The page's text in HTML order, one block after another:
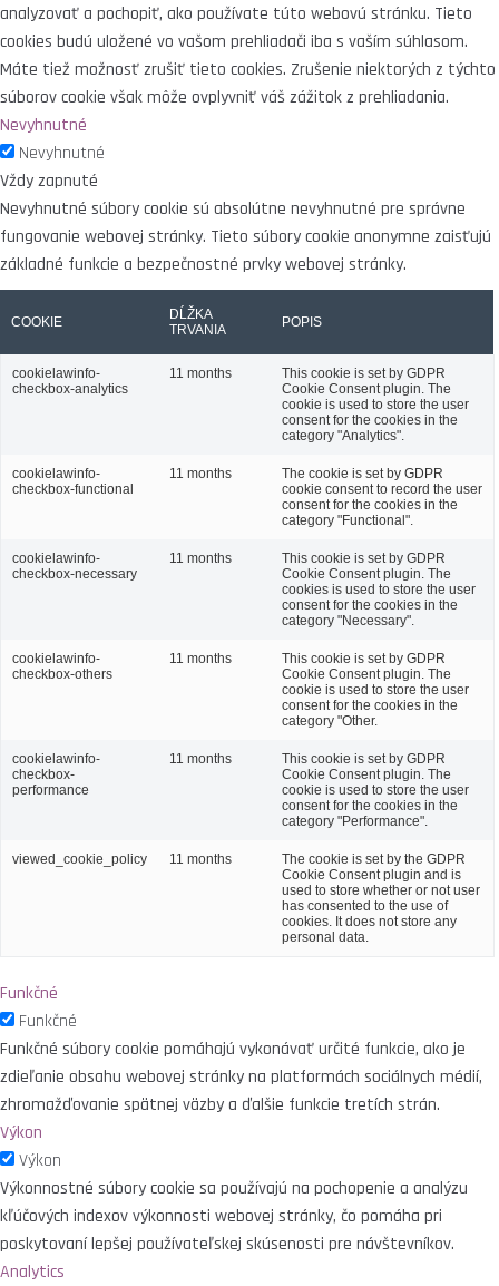
analyzovať a pochopiť, ako používate túto webovú stránku. Tieto
cookies budú uložené vo vašom prehliadači iba s vaším súhlasom.
Máte tiež možnosť zrušiť tieto cookies. Zrušenie niektorých z týchto
súborov cookie však môže ovplyvniť váš zážitok z prehliadania.
Nevyhnutné
Nevyhnutné
Vždy zapnuté
Nevyhnutné súbory cookie sú absolútne nevyhnutné pre správne
fungovanie webovej stránky. Tieto súbory cookie anonymne zaisťujú
základné funkcie a bezpečnostné prvky webovej stránky.
COOKIE
DĹŽKA
TRVANIA
POPIS
cookielawinfo-
checkbox-analytics
11 months
This cookie is set by GDPR
Cookie Consent plugin. The
cookie is used to store the user
consent for the cookies in the
category "Analytics".
cookielawinfo-
checkbox-functional
11 months
The cookie is set by GDPR
cookie consent to record the user
consent for the cookies in the
category "Functional".
cookielawinfo-
checkbox-necessary
11 months
This cookie is set by GDPR
Cookie Consent plugin. The
cookies is used to store the user
consent for the cookies in the
category "Necessary".
cookielawinfo-
checkbox-others
11 months
This cookie is set by GDPR
Cookie Consent plugin. The
cookie is used to store the user
consent for the cookies in the
category "Other.
cookielawinfo-
checkbox-
performance
11 months
This cookie is set by GDPR
Cookie Consent plugin. The
cookie is used to store the user
consent for the cookies in the
category "Performance".
viewed_cookie_policy 11 months
The cookie is set by the GDPR
Cookie Consent plugin and is
used to store whether or not user
has consented to the use of
cookies. It does not store any
personal data.
Funkčné
Funkčné
Funkčné súbory cookie pomáhajú vykonávať určité funkcie, ako je
zdieľanie obsahu webovej stránky na platformách sociálnych médií,
zhromažďovanie spätnej väzby a ďalšie funkcie tretích strán.
Výkon
Výkon
Výkonnostné súbory cookie sa používajú na pochopenie a analýzu
kľúčových indexov výkonnosti webovej stránky, čo pomáha pri
poskytovaní lepšej používateľskej skúsenosti pre návštevníkov.
Analytics